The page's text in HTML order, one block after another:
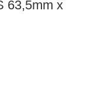
63,5mm x